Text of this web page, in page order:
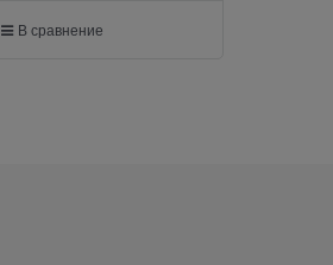
В сравнение